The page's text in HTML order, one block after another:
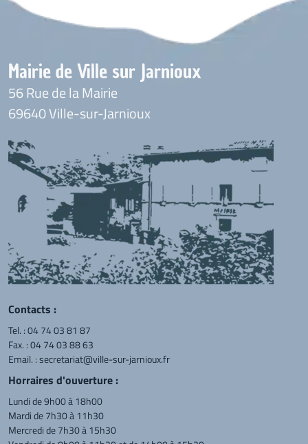
Mairie de Ville sur Jarnioux
56 Rue de la Mairie
69640 Ville-sur-Jarnioux
Contacts :
Tel. :04 74 03 81 87
Fax. : 04 74 03 88 63
Email. :secretariat@ville-sur-jarnioux.fr
Horraires d'ouverture :
Lundi de 9h00 à 18h00
Mardi de 7h30 à 11h30
Mercredi de 7h30 à 15h30